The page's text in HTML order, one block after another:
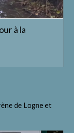
à la
de Logne et